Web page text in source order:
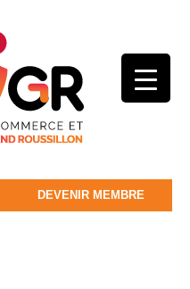
DEVENIR MEMBRE